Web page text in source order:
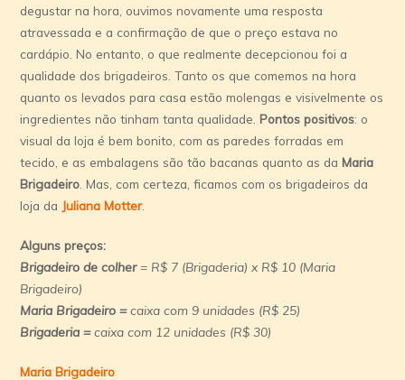
degustar na hora, ouvimos novamente uma resposta
atravessada e a confirmação de que o preço estava no
cardápio. No entanto, o que realmente decepcionou foi a
qualidade dos brigadeiros. Tanto os que comemos na hora
quanto os levados para casa estão molengas e visivelmente os
ingredientes não tinham tanta qualidade.Pontos positivos: o
visual da loja é bem bonito, com as paredes forradas em
tecido, e as embalagens são tão bacanas quanto as daMaria
Brigadeiro . Mas, com certeza, ficamos com os brigadeiros da
loja da Juliana Motter.
Alguns preços:
Brigadeiro de colher= R$ 7 (Brigaderia) x R$ 10 (Maria
Brigadeiro)
Maria Brigadeiro =caixa com 9 unidades (R$ 25)
Brigaderia =caixa com 12 unidades (R$ 30)
Maria Brigadeiro